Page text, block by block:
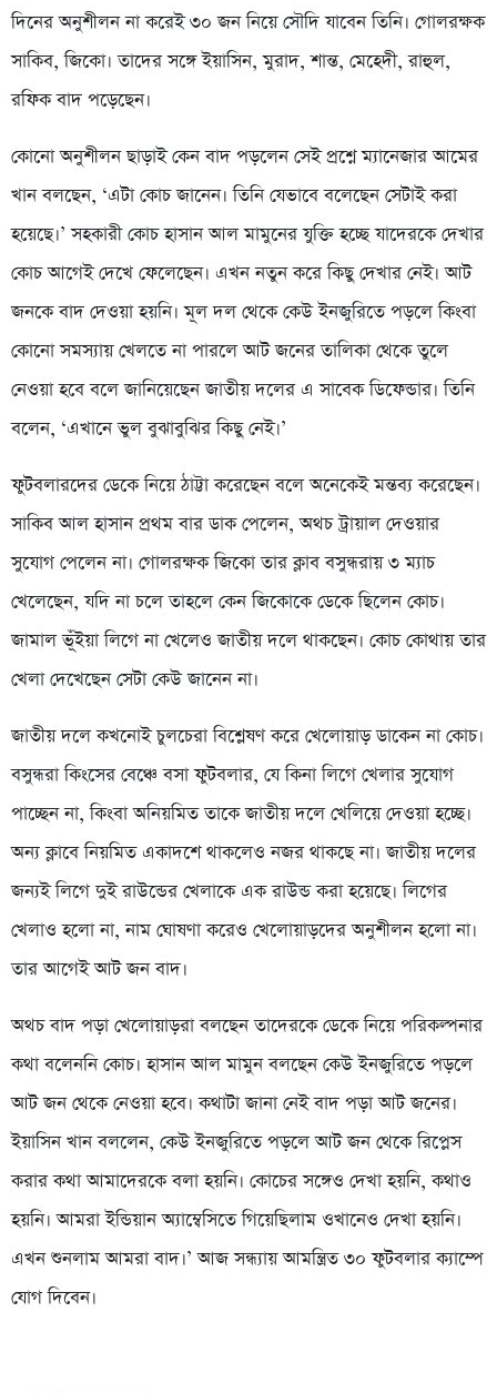
দিনের অনুশীলন না করেই ৩০ জন নিয়ে সৌদি যাবেন তিনি। গোলরক্ষক
সাকিব, জিকো। তাদের সঙ্গে ইয়াসিন, মুরাদ, শান্ত, মেহেদী, রাহুল,
রফিক বাদ পড়েছেন।
কোনো অনুশীলন ছাড়াই কেন বাদ পড়লেন সেই প্রশ্নে ম্যানেজার আমের
খান বলছেন, ‘এটা কোচ জানেন। তিনি যেভাবে বলেছেন সেটাই করা
হয়েছে।’ সহকারী কোচ হাসান আল মামুনের যুক্তি হচ্ছে যাদেরকে দেখার
কোচ আগেই দেখে ফেলেছেন। এখন নতুন করে কিছু দেখার নেই। আট
জনকে বাদ দেওয়া হয়নি। মূল দল থেকে কেউ ইনজুরিতে পড়লে কিংবা
কোনো সমস্যায় খেলতে না পারলে আট জনের তালিকা থেকে তুলে
নেওয়া হবে বলে জানিয়েছেন জাতীয় দলের এ সাবেক ডিফেন্ডার। তিনি
বলেন, ‘এখানে ভুল বুঝাবুঝির কিছু নেই।’
ফুটবলারদের ডেকে নিয়ে ঠাট্টা করেছেন বলে অনেকেই মন্তব্য করেছেন।
সাকিব আল হাসান প্রথম বার ডাক পেলেন, অথচ ট্রায়াল দেওয়ার
সুযোগ পেলেন না। গোলরক্ষক জিকো তার ক্লাব বসুন্ধরায় ৩ ম্যাচ
খেলেছেন, যদি না চলে তাহলে কেন জিকোকে ডেকে ছিলেন কোচ।
জামাল ভূঁইয়া লিগে না খেলেও জাতীয় দলে থাকছেন। কোচ কোথায় তার
খেলা দেখেছেন সেটা কেউ জানেন না।
জাতীয় দলে কখনোই চুলচেরা বিশ্লেষণ করে খেলোয়াড় ডাকেন না কোচ।
বসুন্ধরা কিংসের বেঞ্চে বসা ফুটবলার, যে কিনা লিগে খেলার সুযোগ
পাচ্ছেন না, কিংবা অনিয়মিত তাকে জাতীয় দলে খেলিয়ে দেওয়া হচ্ছে।
অন্য ক্লাবে নিয়মিত একাদশে থাকলেও নজর থাকছে না। জাতীয় দলের
জন্যই লিগে দুই রাউন্ডের খেলাকে এক রাউন্ড করা হয়েছে। লিগের
খেলাও হলো না, নাম ঘোষণা করেও খেলোয়াড়দের অনুশীলন হলো না।
তার আগেই আট জন বাদ।
অথচ বাদ পড়া খেলোয়াড়রা বলছেন তাদেরকে ডেকে নিয়ে পরিকল্পনার
কথা বলেননি কোচ। হাসান আল মামুন বলছেন কেউ ইনজুরিতে পড়লে
আট জন থেকে নেওয়া হবে। কথাটা জানা নেই বাদ পড়া আট জনের।
ইয়াসিন খান বললেন, কেউ ইনজুরিতে পড়লে আট জন থেকে রিপ্লেস
করার কথা আমাদেরকে বলা হয়নি। কোচের সঙ্গেও দেখা হয়নি, কথাও
হয়নি। আমরা ইন্ডিয়ান অ্যাম্বেসিতে গিয়েছিলাম ওখানেও দেখা হয়নি।
এখন শুনলাম আমরা বাদ।’ আজ সন্ধ্যায় আমন্ত্রিত ৩০ ফুটবলার ক্যাম্পে
যোগ দিবেন।